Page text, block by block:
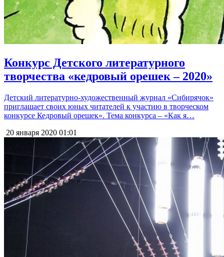
Конкурс Детского литературного
творчества «кедровый орешек – 2020»
Детский литературно-художественный журнал «Сибирячок»
приглашает своих юных читателей к участию в творческом
конкурсе Кедровый орешек». Тема конкурса – «Как я…
20 января 2020 01:01